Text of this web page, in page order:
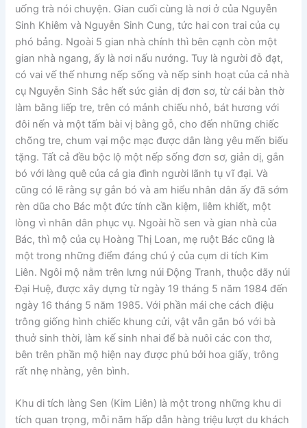
uống trà nói chuyện. Gian cuối cùng là nơi ở của Nguyễn
Sinh Khiêm và Nguyễn Sinh Cung, tức hai con trai của cụ
phó bảng. Ngoài 5 gian nhà chính thì bên cạnh còn một
gian nhà ngang, ấy là nơi nấu nướng. Tuy là người đỗ đạt,
có vai vế thế nhưng nếp sống và nếp sinh hoạt của cả nhà
cụ Nguyễn Sinh Sắc hết sức giản dị đơn sơ, từ cái bàn thờ
làm bằng liếp tre, trên có mảnh chiếu nhỏ, bát hương với
đôi nến và một tấm bài vị bằng gỗ, cho đến những chiếc
chõng tre, chum vại mộc mạc được dân làng yêu mến biếu
tặng. Tất cả đều bộc lộ một nếp sống đơn sơ, giản dị, gắn
bó với làng quê của cả gia đình người lãnh tụ vĩ đại. Và
cũng có lẽ rằng sự gắn bó và am hiểu nhân dân ấy đã sớm
rèn dũa cho Bác một đức tính cần kiệm, liêm khiết, một
lòng vì nhân dân phục vụ. Ngoài hồ sen và gian nhà của
Bác, thì mộ của cụ Hoàng Thị Loan, mẹ ruột Bác cũng là
một trong những điểm đáng chú ý của cụm di tích Kim
Liên. Ngôi mộ nằm trên lưng núi Động Tranh, thuộc dãy núi
Đại Huệ, được xây dựng từ ngày 19 tháng 5 năm 1984 đến
ngày 16 tháng 5 năm 1985. Với phần mái che cách điệu
trông giống hình chiếc khung cửi, vật vẫn gắn bó với bà
thuở sinh thời, làm kế sinh nhai để bà nuôi các con thơ,
bên trên phần mộ hiện nay được phủ bởi hoa giấy, trông
rất nhẹ nhàng, yên bình.
Khu di tích làng Sen (Kim Liên) là một trong những khu di
tích quan trọng, mỗi năm hấp dẫn hàng triệu lượt du khách